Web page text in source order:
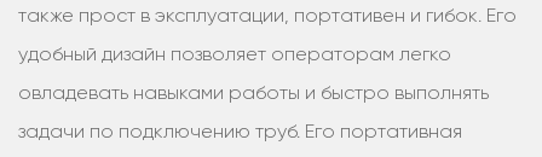
также прост в эксплуатации, портативен и гибок. Его
удобный дизайн позволяет операторам легко
овладевать навыками работы и быстро выполнять
задачи по подключению труб. Его портативная